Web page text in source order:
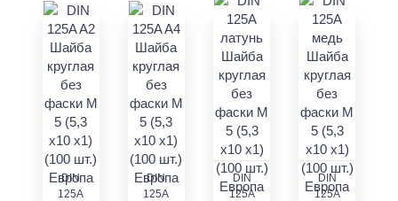
DIN
125A
DIN
125A
DIN
125A
DIN
125A